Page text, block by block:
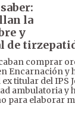
la
y
de
comprar
Encarnación y
titular del IPS
ambulatoria y
para elaborar